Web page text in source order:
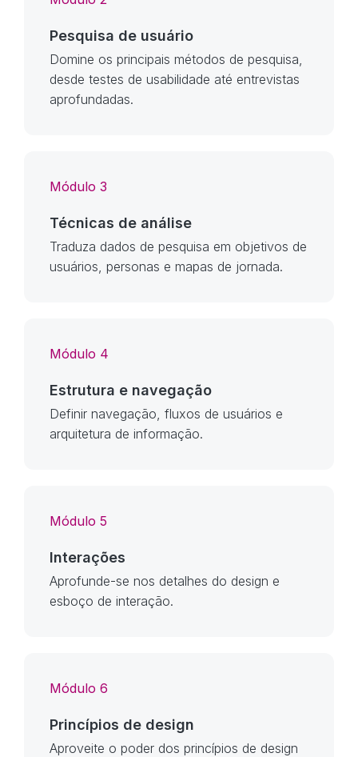
Pesquisa de usuário
Domine os principais métodos de pesquisa,
desde testes de usabilidade até entrevistas
aprofundadas.
Módulo 3
Técnicas de análise
Traduza dados de pesquisa em objetivos de
usuários, personas e mapas de jornada.
Módulo 4
Estrutura e navegação
Definir navegação, fluxos de usuários e
arquitetura de informação.
Módulo 5
Interações
Aprofunde-se nos detalhes do design e
esboço de interação.
Módulo 6
Princípios de design
Aproveite o poder dos princípios de design